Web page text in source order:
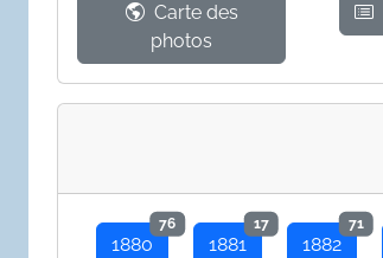
Carte des
photos
1880
76
1881
17
1882
71